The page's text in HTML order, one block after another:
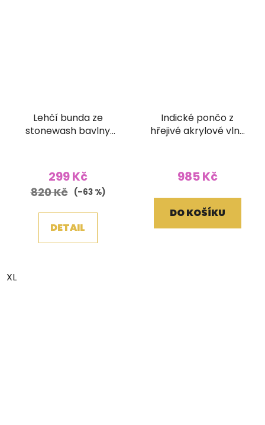
Lehčí bunda ze
stonewash bavlny
299 Kč
820 Kč (–63 %)
DETAIL
XL
Indické pončo z
hřejivé akrylové vlny
985 Kč
DO KOŠÍKU